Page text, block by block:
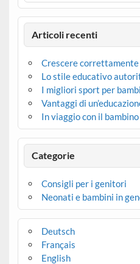
Articoli recenti
Crescere correttamente
Lo stile educativo
I migliori sport per
Vantaggi di
In viaggio con il
Categorie
Consigli per i genitori
Neonati e bambini in
Deutsch
Français
English